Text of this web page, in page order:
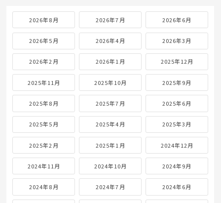
2026年8月 2026年7月 2026年6月
2026年5月 2026年4月 2026年3月
2026年2月 2026年1月 2025年12月
2025年11月 2025年10月 2025年9月
2025年8月 2025年7月 2025年6月
2025年5月 2025年4月 2025年3月
2025年2月 2025年1月 2024年12月
2024年11月 2024年10月 2024年9月
2024年8月 2024年7月 2024年6月